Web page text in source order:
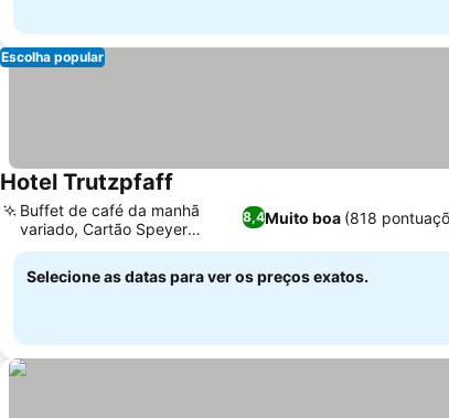
Escolha popular
Hotel Trutzpfaff
8,4Muito boa (818
Buffet de café da manhã
variado, Cartão Speyer
incluído
Selecione as datas para ver os preços exatos.